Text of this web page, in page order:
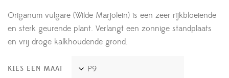
Origanum vulgare (Wilde Marjolein) is een zeer rijkbloeiende
en sterk geurende plant. Verlangt een zonnige standplaats
en vrij droge kalkhoudende grond.
KIES EEN MAAT